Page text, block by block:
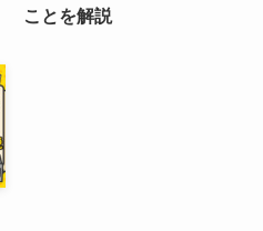
ことを解説